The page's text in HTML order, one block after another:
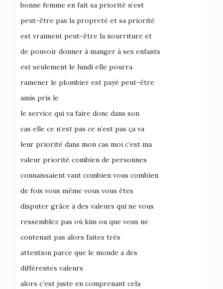
bonne femme en fait sa priorité n’est
peut-être pas la propreté et sa priorité
est vraiment peut-être la nourriture et
de pouvoir donner à manger à ses enfants
est seulement le lundi elle pourra
ramener le plombier est payé peut-être
amis pris le
le service qui va faire donc dans son
cas elle ce n’est pas ce n’est pas ça va
leur priorité dans mon cas moi c’est ma
valeur priorité combien de personnes
connaissaient vaut combien vous combien
de fois vous même vous vous êtes
disputer grâce à des valeurs qui ne vous
ressemblez pas où kim ou que vous ne
contenait pas alors faites très
attention parce que le monde a des
différentes valeurs
alors c’est juste en comprenant cela